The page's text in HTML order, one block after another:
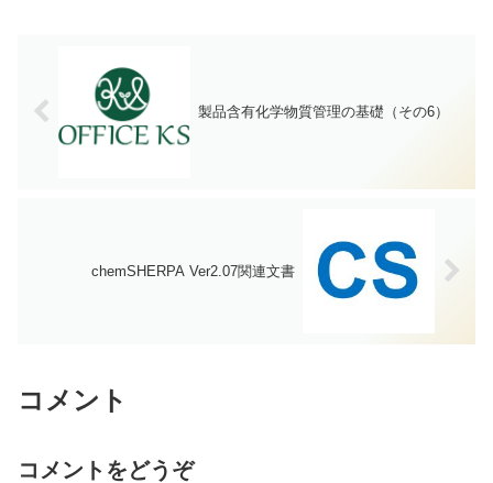
製品含有化学物質管理の基礎（その6）
chemSHERPA Ver2.07関連文書
コメント
コメントをどうぞ